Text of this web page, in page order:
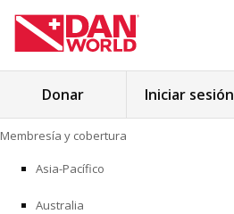
al
contenido
MEMBRESÍA Y COBERTURA
Donar Iniciar sesión
Membresía y cobertura
Asia-Pacífico
Australia